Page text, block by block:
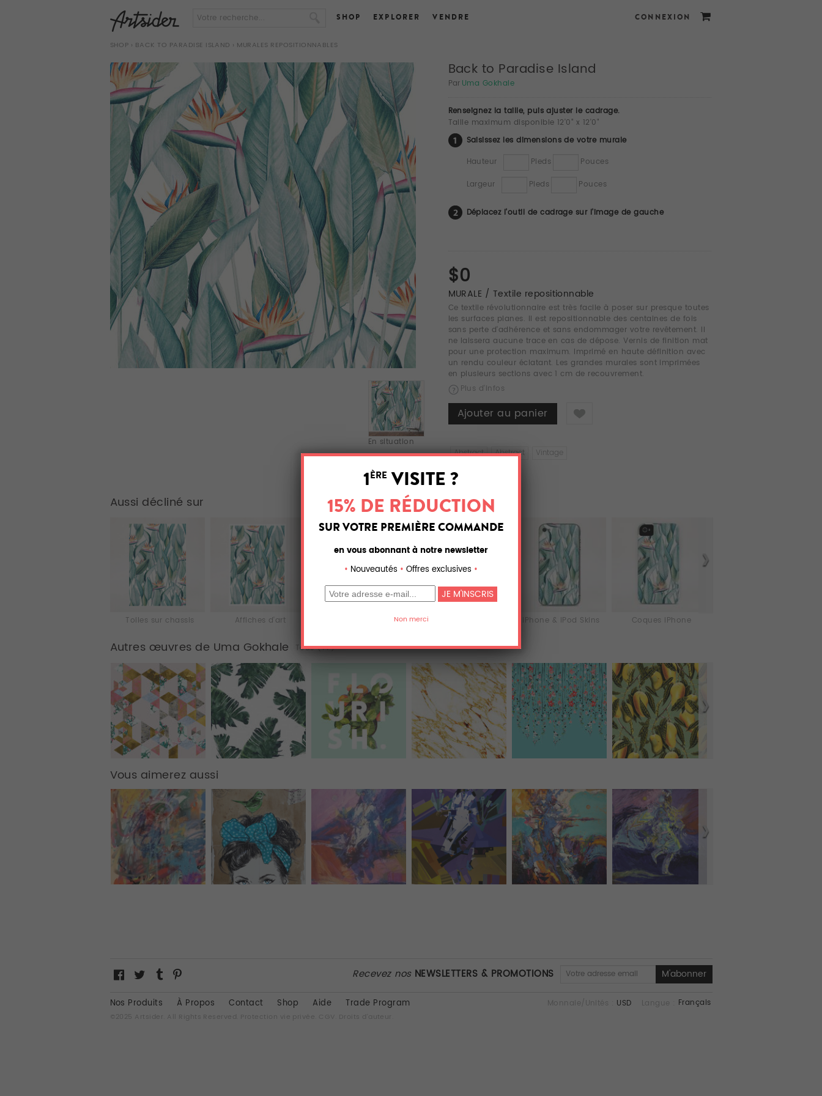
SHOP EXPLORER VENDRE CONNEXION
SHOP › BACK TO PARADISE ISLAND › MURALES REPOSITIONNABLES
En situation
Back to Paradise Island
Par Uma Gokhale
Renseignez la taille, puis ajuster le cadrage.
Taille maximum disponible 12'0" x 12'0"
Saisissez les dimensions de votre murale
Hauteur
Pieds
Pouces
Largeur
Pieds Pouces
Déplacez l'outil de cadrage sur l'image de gauche
$0
MURALE / Textile repositionnable
Ce textile révolutionnaire est très facile à poser sur presque toutes
les surfaces planes. Il est repositionnable des centaines de fois
sans perte d'adhérence et sans endommager votre revêtement. Il
ne laissera aucune trace en cas de dépose. Vernis de finition mat
pour une protection maximum. Imprimé en haute définition avec
un rendu couleur éclatant. Les grandes murales sont imprimées
en plusieurs sections avec 1 cm de recouvrement.
Plus d'infos
Ajouter au panier Like
Abstract Abstract Vintage
Aussi décliné sur
Toiles sur chassis Affiches d'art iPhone & iPod Skins Coques iPhone
Autres œuvres de Uma Gokhale Tous (77)
Vous aimerez aussi
Recevez nos NEWSLETTERS & PROMOTIONS
Monnaie/Unités : USD Langue : Français
Nos Produits À Propos Contact Shop Aide Trade Program
©2025 Artsider. All Rights Reserved. Protection vie privée. CGV. Droits d'auteur.